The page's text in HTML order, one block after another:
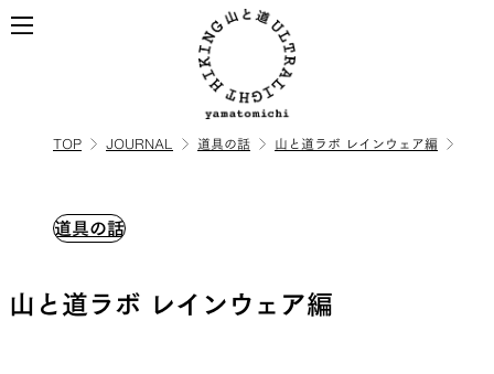
TOP JOURNAL 道具の話 山と道ラボ レインウェア編
道具の話
山と道ラボ レインウェア編